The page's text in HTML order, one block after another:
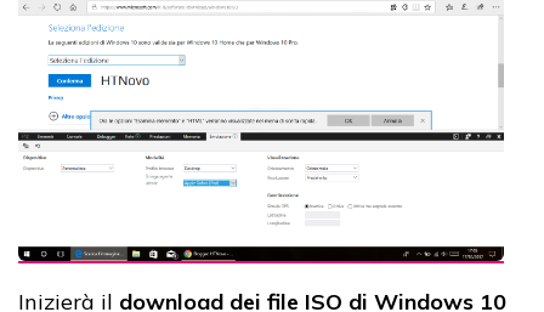
Inizierà il download dei file ISO di Windows 10